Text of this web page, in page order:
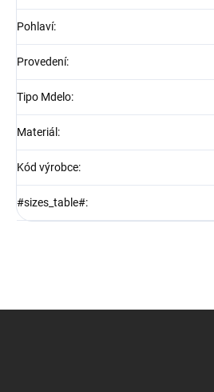
Pohlaví:
Provedení:
Tipo Mdelo:
Materiál :
Kód výrobce:
#sizes_table#: